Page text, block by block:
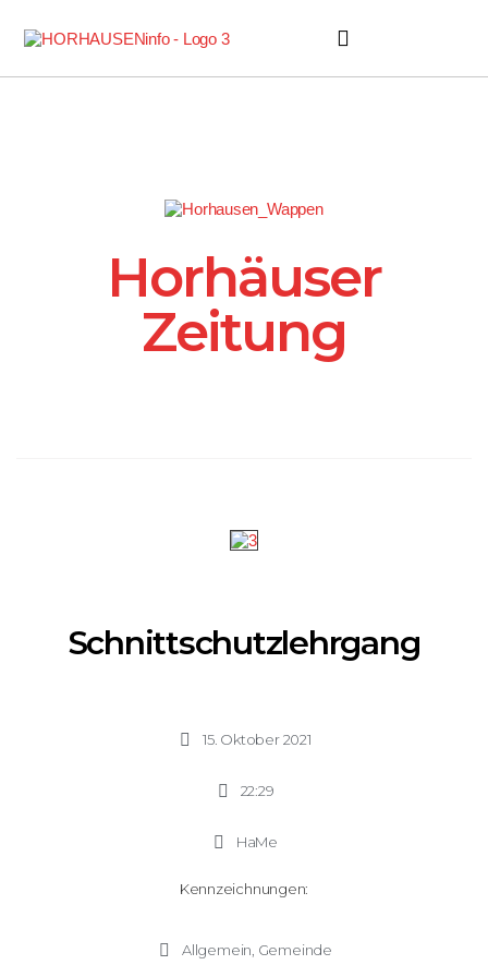
Horhäuser
Zeitung
Schnittschutzlehrgang
15. Oktober 2021
22:29
HaMe
Kennzeichnungen:
Allgemein Gemeinde